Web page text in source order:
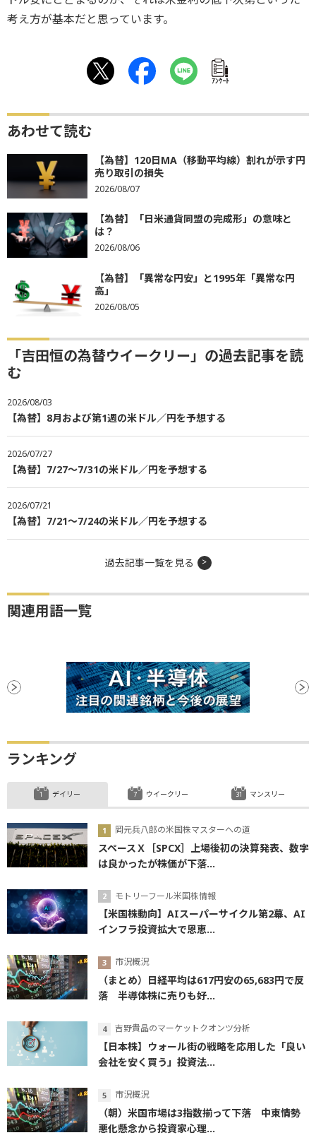
考え方が基本だと思っています。
ｱﾝｹｰﾄ
あわせて読む
【為替】120日MA（移動平均線）割れが示す円
売り取引の損失
2026/08/07
【為替】「日米通貨同盟の完成形」の意味と
は？
2026/08/06
【為替】「異常な円安」と1995年「異常な円
高」
2026/08/05
「吉田恒の為替ウイークリー」の過去記事を読
む
2026/08/03
【為替】8月および第1週の米ドル／円を予想する
2026/07/27
【為替】7/27～7/31の米ドル／円を予想する
2026/07/21
【為替】7/21～7/24の米ドル／円を予想する
過去記事一覧を見る
関連用語一覧
ランキング
デイリー
岡元兵八郎の米国株マスターへの道
スペースＸ［SPCX］上場後初の決算発表、数字
は良かったが株価が下落...
モトリーフール米国株情報
【米国株動向】AIスーパーサイクル第2幕、AI
インフラ投資拡大で恩恵...
市況概況
（まとめ）日経平均は617円安の65,683円で反
落 半導体株に売りも好...
吉野貴晶のマーケットクオンツ分析
【日本株】ウォール街の戦略を応用した「良い
会社を安く買う」投資法...
市況概況
（朝）米国市場は3指数揃って下落 中東情勢
悪化懸念から投資家心理...
ウイークリー マンスリー